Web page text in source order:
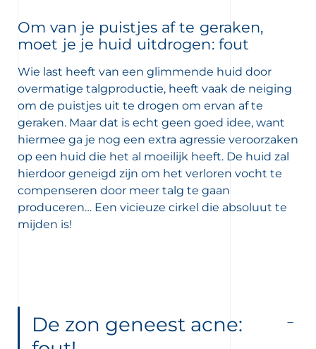
Om van je puistjes af te geraken,
moet je je huid uitdrogen: fout
Wie last heeft van een glimmende huid door
overmatige talgproductie, heeft vaak de neiging
om de puistjes uit te drogen om ervan af te
geraken. Maar dat is echt geen goed idee, want
hiermee ga je nog een extra agressie veroorzaken
op een huid die het al moeilijk heeft. De huid zal
hierdoor geneigd zijn om het verloren vocht te
compenseren door meer talg te gaan
produceren… Een vicieuze cirkel die absoluut te
mijden is!
De zon geneest acne: